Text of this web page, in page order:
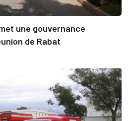
une gouvernance
de Rabat